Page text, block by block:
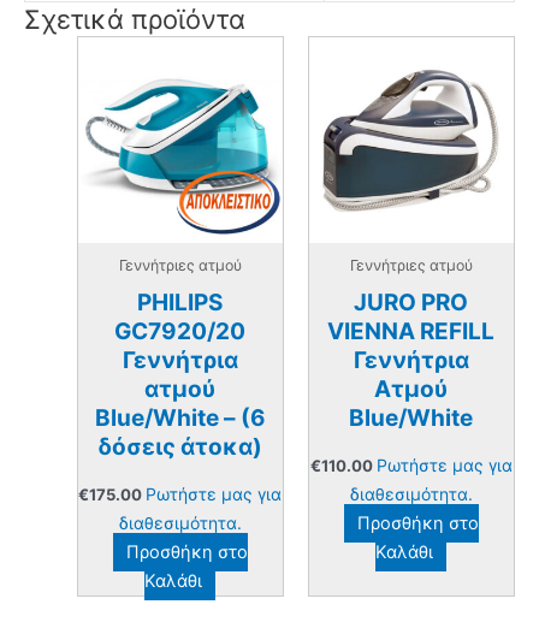
Σχετικά προϊόντα
Γεννήτριες ατμού
PHILIPS
GC7920/20
Γεννήτρια
ατμού
Blue/White – (6
δόσεις άτοκα)
€175.00 Ρωτήστε μας για
διαθεσιμότητα.
Προσθήκη στο
Καλάθι
Γεννήτριες ατμού
JURO PRO
VIENNA REFILL
Γεννήτρια
Ατμού
Blue/White
€110.00 Ρωτήστε μας για
διαθεσιμότητα.
Προσθήκη στο
Καλάθι